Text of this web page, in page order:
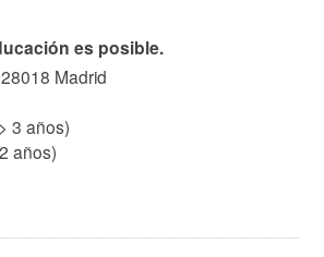
es posible.
Madrid
3 años)
años)